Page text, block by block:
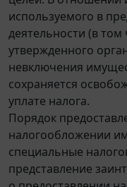
используемого в
деятельности (в том
утвержденного
невключения
сохраняется
уплате налога.
Порядок
налогообложении
специальные
представление